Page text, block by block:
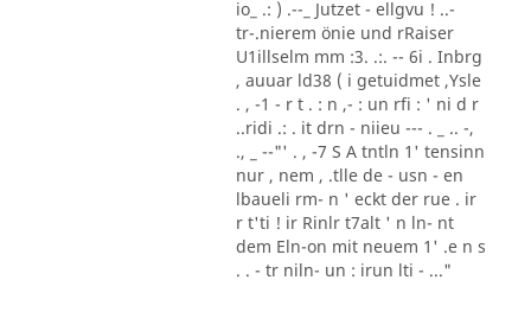
io_ .: ) .--_ Jutzet - ellgvu ! ..-
tr-.nierem önie und rRaiser
U1illselm mm :3. .:. -- 6i . Inbrg
, auuar ld38 ( i getuidmet ,Ysle
. , -1 - r t . : n ,- : un rfi : ' ni d r
..ridi .: . it drn - niieu --- . _ .. -,
., _ --"' . , -7 S A tntln 1' tensinn
nur , nem , .tlle de - usn - en
lbaueli rm- n ' eckt der rue . ir
r t'ti ! ir Rinlr t7alt ' n ln- nt
dem Eln-on mit neuem 1' .e n s
. . - tr niln- un : irun lti - ..."